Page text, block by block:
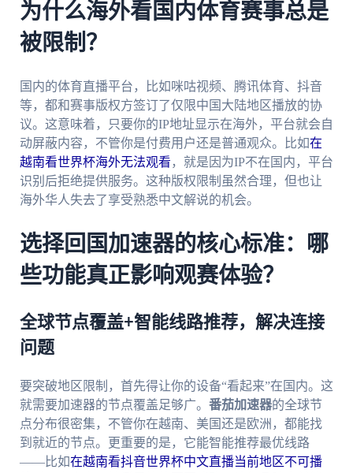
为什么海外看国内体育赛事总是
被限制？
国内的体育直播平台，比如咪咕视频、腾讯体育、抖音
等，都和赛事版权方签订了仅限中国大陆地区播放的协
议。这意味着，只要你的IP地址显示在海外，平台就会自
动屏蔽内容，不管你是付费用户还是普通观众。比如在
越南看世界杯海外无法观看 ，就是因为IP不在国内，平台
识别后拒绝提供服务。这种版权限制虽然合理，但也让
海外华人失去了享受熟悉中文解说的机会。
选择回国加速器的核心标准：哪
些功能真正影响观赛体验？
全球节点覆盖+智能线路推荐，解决连接
问题
要突破地区限制，首先得让你的设备“看起来”在国内。这
就需要加速器的节点覆盖足够广。 番茄加速器的全球节
点分布很密集，不管你在越南、美国还是欧洲，都能找
到就近的节点。更重要的是，它能智能推荐最优线路
——比如在越南看抖音世界杯中文直播当前地区不可播